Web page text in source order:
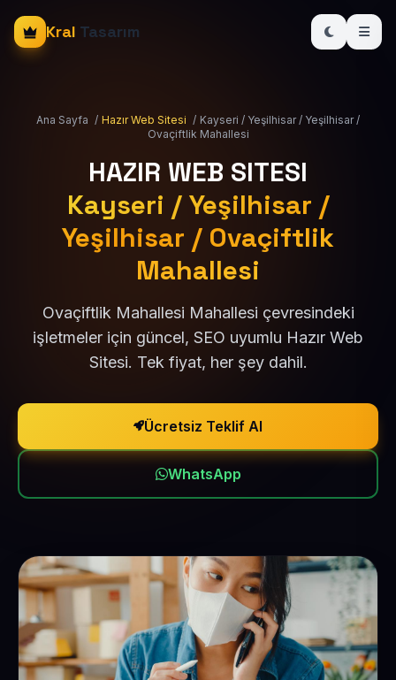
Kral Tasarım
Ana Sayfa / Hazır Web Sitesi / Kayseri / Yeşilhisar / Yeşilhisar /
Ovaçiftlik Mahallesi
HAZIR WEB SITESI
Kayseri / Yeşilhisar /
Yeşilhisar / Ovaçiftlik
Mahallesi
Ovaçiftlik Mahallesi Mahallesi çevresindeki
işletmeler için güncel, SEO uyumlu Hazır Web
Sitesi. Tek fiyat, her şey dahil.
Ücretsiz Teklif Al
WhatsApp